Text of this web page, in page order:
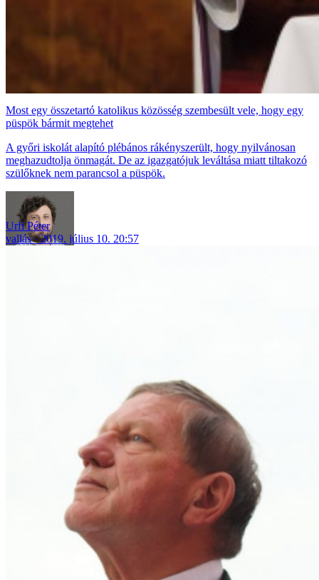
Most egy összetartó katolikus közösség szembesült vele, hogy egy
püspök bármit megtehet
A győri iskolát alapító plébános rákényszerült, hogy nyilvánosan
meghazudtolja önmagát. De az igazgatójuk leváltása miatt tiltakozó
szülőknek nem parancsol a püspök.
Urfi Péter
vallás
2019. július 10. 20:57